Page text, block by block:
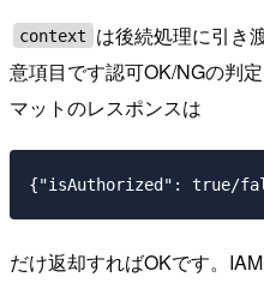
context
は後続処理に引き
意項目です認可OK/NGの判
マットのレスポンスは
だけ返却すればOKです。